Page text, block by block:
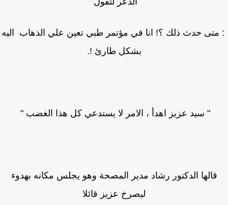
حدث ذلك ؟! انا في مؤتمر طبي تعين علي الذهاب اليه
بشكل طارئ !.
" سيد عزيز اهدأ ، الامر لا يستدعي كل هذا الغضب "
قالها الدكتور رشاد مدير المصحة وهو يجلس مكانه بهدوء
ليصرخ عزيز قائلا